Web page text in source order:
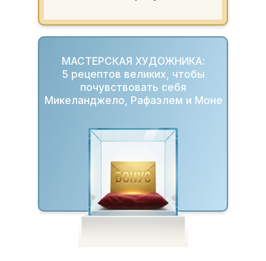
МАСТЕРСКАЯ ХУДОЖНИКА:
5 рецептов великих, чтобы
почувствовать себя
Микеланджело, Рафаэлем и Моне